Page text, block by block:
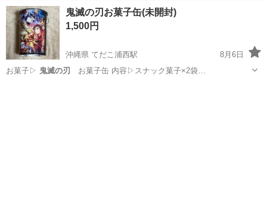
沖縄 浦添市 古島駅 バッグ
鬼滅の刃お菓子缶(未開封)
1,500円
沖縄県 てだこ浦西駅
8月6日
お菓子▷ 鬼滅の刃 お菓子缶 内容▷スナック菓子×2袋…